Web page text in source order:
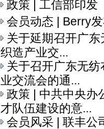
政策 | 工信部印发
会员动态 | Berry
关于延期召开广东
织造产业交...
关于召开广东无纺
业交流会的通...
政策 | 中共中央办
才队伍建设的意...
会员风采 | 联丰公